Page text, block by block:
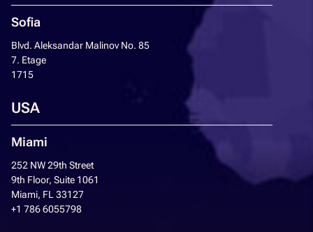
Sofia
Blvd. Aleksandar Malinov No. 85
7. Etage
1715
USA
Miami
252 NW 29th Street
9th Floor, Suite 1061
Miami, FL 33127
+1 786 6055798